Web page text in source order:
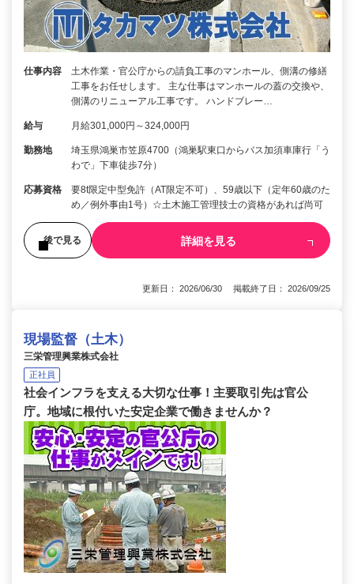
仕事内容
土木作業・官公庁からの請負工事のマンホール、側溝の修繕
工事をお任せします。 主な仕事はマンホールの蓋の交換や、
側溝のリニューアル工事です。 ハンドブレー…
給与 月給301,000円～324,000円
勤務地
埼玉県鴻巣市笠原4700（鴻巣駅東口からバス加須車庫行「う
わで」下車徒歩7分）
応募資格
要8t限定中型免許（AT限定不可）、59歳以下（定年60歳のた
め／例外事由1号）☆土木施工管理技士の資格があれば尚可
後で見る 詳細を見る
更新日： 2026/06/30 掲載終了日： 2026/09/25
現場監督（土木）
三栄管理興業株式会社
正社員
社会インフラを支える大切な仕事！主要取引先は官公
庁。地域に根付いた安定企業で働きませんか？